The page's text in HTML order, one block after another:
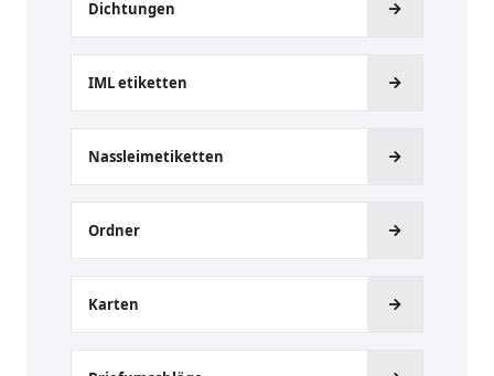
Dichtungen
IML etiketten
Nassleimetiketten
Ordner
Karten